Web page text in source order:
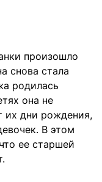
произошло
снова стала
родилась
она не
их дни рождения,
В этом
ее старшей